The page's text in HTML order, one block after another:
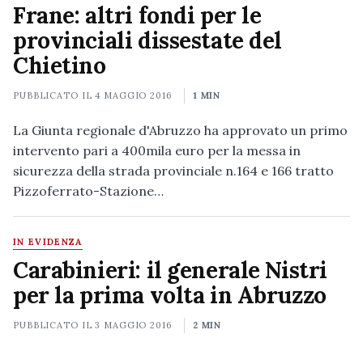
Frane: altri fondi per le
provinciali dissestate del
Chietino
PUBBLICATO IL4 MAGGIO 2016 1 MIN
La Giunta regionale d'Abruzzo ha approvato un primo
intervento pari a 400mila euro per la messa in
sicurezza della strada provinciale n.164 e 166 tratto
Pizzoferrato-Stazione…
IN EVIDENZA
Carabinieri: il generale Nistri
per la prima volta in Abruzzo
PUBBLICATO IL3 MAGGIO 2016 2 MIN